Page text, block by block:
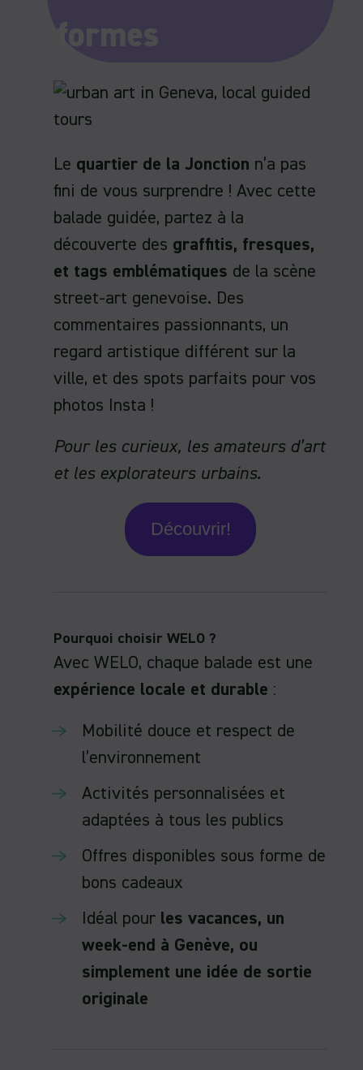
formes
Le quartier de la Jonction n’a pas
fini de vous surprendre ! Avec cette
balade guidée, partez à la
découverte des graffitis, fresques,
et tags emblématiques de la scène
street-art genevoise. Des
commentaires passionnants, un
regard artistique différent sur la
ville, et des spots parfaits pour vos
photos Insta !
Pour les curieux, les amateurs d’art
et les explorateurs urbains.
Découvrir!
Pourquoi choisir WELO ?
Avec WELO, chaque balade est une
expérience locale et durable :
Mobilité douce et respect de
l’environnement
Activités personnalisées et
adaptées à tous les publics
Offres disponibles sous forme de
bons cadeaux
Idéal pour les vacances, un
week-end à Genève, ou
simplement une idée de sortie
originale